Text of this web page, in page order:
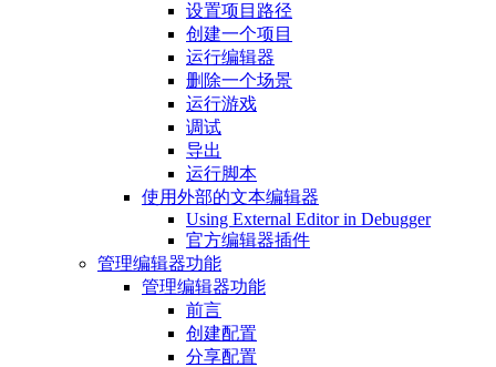
设置项目路径
创建一个项目
运行编辑器
删除一个场景
运行游戏
调试
导出
运行脚本
使用外部的文本编辑器
Using External Editor in Debugger
官方编辑器插件
管理编辑器功能
管理编辑器功能
前言
创建配置
分享配置